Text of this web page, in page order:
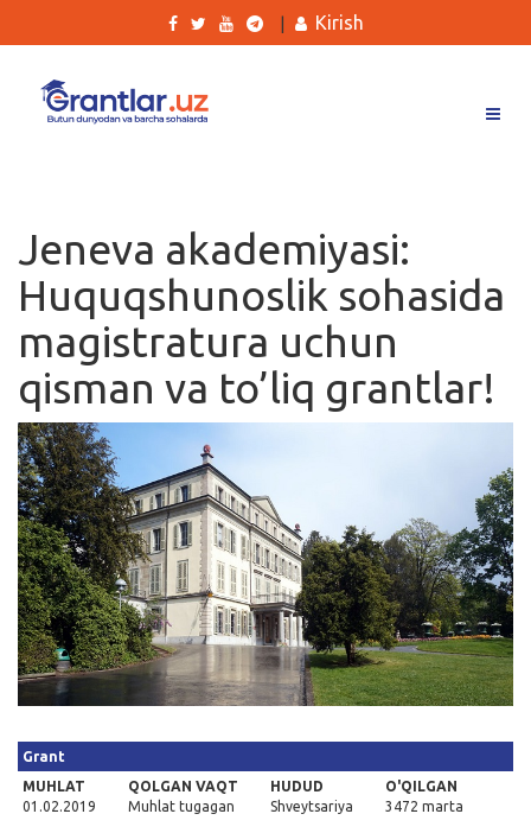
Ishlar
Kurslar
Blog
Yana
Qidirish
Kirish
Kirish
Jeneva akademiyasi:
Huquqshunoslik sohasida
magistratura uchun
qisman va to’liq grantlar!
Grant
MUHLAT
01.02.2019
QOLGAN VAQT
Muhlat tugagan
HUDUD
Shveytsariya
O'QILGAN
3472 marta